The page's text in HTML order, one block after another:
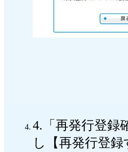
4.「再発行登録
し【再発行登